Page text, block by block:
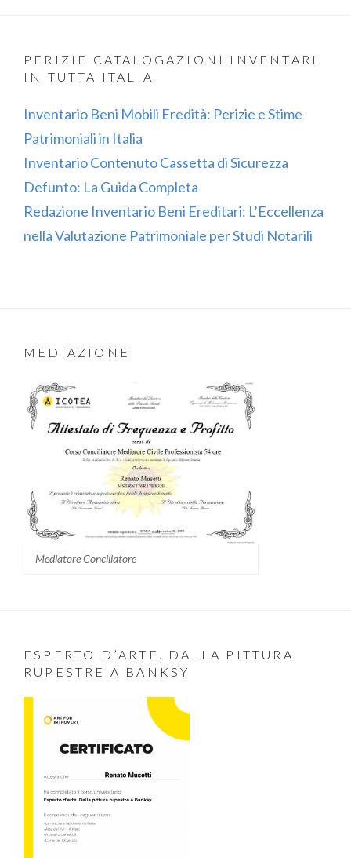
PERIZIE CATALOGAZIONI INVENTARI
IN TUTTA ITALIA
Inventario Beni Mobili Eredità: Perizie e Stime
Patrimoniali in Italia
Inventario Contenuto Cassetta di Sicurezza
Defunto: La Guida Completa
Redazione Inventario Beni Ereditari: L’Eccellenza
nella Valutazione Patrimoniale per Studi Notarili
MEDIAZIONE
Mediatore Conciliatore
ESPERTO D’ARTE. DALLA PITTURA
RUPESTRE A BANKSY